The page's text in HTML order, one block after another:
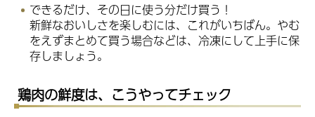
できるだけ、その日に使う分だけ買う！
新鮮なおいしさを楽しむには、これがいちばん。やむ
をえずまとめて買う場合などは、冷凍にして上手に保
存しましょう。
鶏肉の鮮度は、こうやってチェック